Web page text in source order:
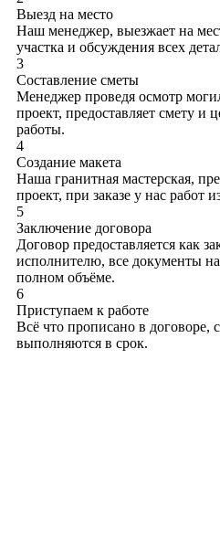
Выезд на место
Наш менеджер, выезжает на
участка и обсуждения всех
3
Составление сметы
Менеджер проведя осмотр
проект, предоставляет смету и
работы.
4
Создание макета
Наша гранитная мастерская,
проект, при заказе у нас работ
5
Заключение договора
Договор предоставляется как
исполнителю, все документы
полном объёме.
6
Приступаем к работе
Всё что прописано в договоре,
выполняются в срок.